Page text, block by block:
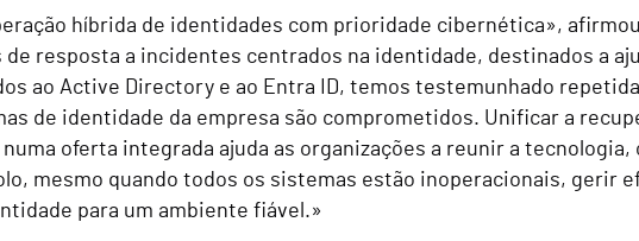
híbrida de identidades com prioridade cibernética»,
resposta a incidentes centrados na identidade, destinados a
ao Active Directory e ao Entra ID, temos testemunhado
de identidade da empresa são comprometidos. Unificar a
oferta integrada ajuda as organizações a reunir a tecnologia,
mesmo quando todos os sistemas estão inoperacionais, gerir
para um ambiente fiável.»